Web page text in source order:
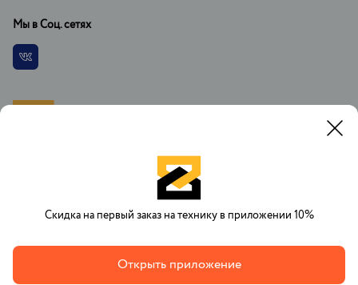
При копировании материалов установка ссылки на официальный
сайт РусТехника.ру обязательна. При регистрации на сайте вы
соглашаетесь с договором оферты об оказании платных услуг.
2007-2026 © RuTehnik
Мы в Соц. сетях
Vkontakte
Скидка на первый заказ на технику в приложении 10%
Открыть приложение